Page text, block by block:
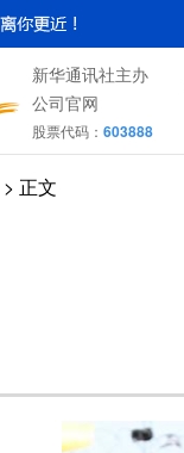
新华通讯社主办
公司官网
股票代码： 603888
> 正文